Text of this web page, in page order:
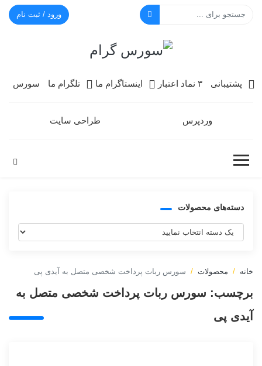
ورود / ثبت نام
پشتیبانی ۳ نماد اعتبار اینستاگرام ما تلگرام ما سورس
وردپرس طراحی سایت
دسته‌های محصولات
خانه محصولات سورس ربات پرداخت شخصی متصل به آیدی پی
برچسب: سورس ربات پرداخت شخصی متصل به
آیدی پی